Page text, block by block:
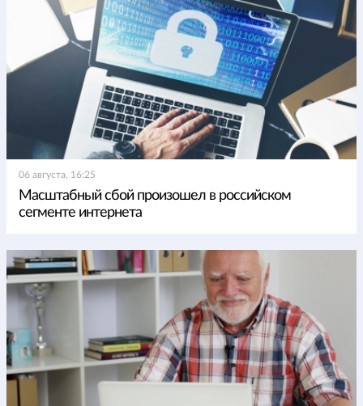
06 августа, 16:25
Масштабный сбой произошел в российском
сегменте интернета